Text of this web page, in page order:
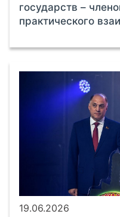
государств –
практического
19.06.2026